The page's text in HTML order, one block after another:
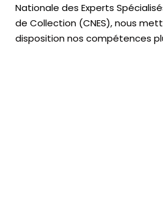
Nationale des Experts
de Collection (CNES),nous
disposition nos compétences